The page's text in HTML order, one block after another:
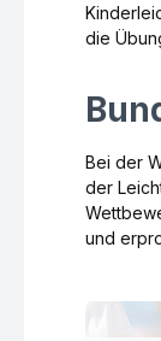
die
Bei der
der
und